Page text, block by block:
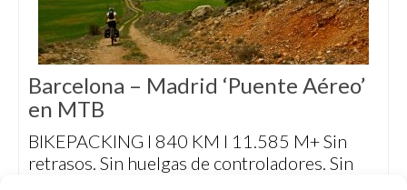
Barcelona – Madrid ‘Puente Aéreo’
en MTB
BIKEPACKING I 840 KM I 11.585 M+ Sin
retrasos. Sin huelgas de controladores. Sin